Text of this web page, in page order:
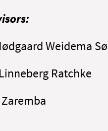
:
Weidema
Ratchke